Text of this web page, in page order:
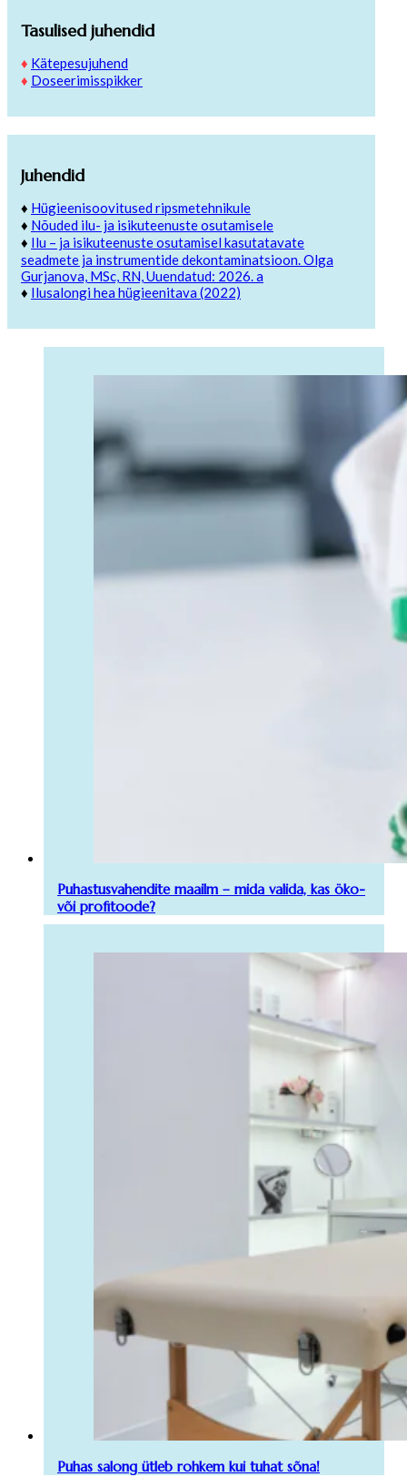
Tasulised juhendid
♦ Kätepesujuhend
♦ Doseerimisspikker
Juhendid
♦ Hügieenisoovitused ripsmetehnikule
♦ Nõuded ilu- ja isikuteenuste osutamisele
♦ Ilu – ja isikuteenuste osutamisel kasutatavate
seadmete ja instrumentide dekontaminatsioon. Olga
Gurjanova, MSc, RN, Uuendatud: 2026. a
♦ Ilusalongi hea hügieenitava (2022)
Puhastusvahendite maailm – mida valida, kas öko-
või profitoode?
Puhas salong ütleb rohkem kui tuhat sõna!